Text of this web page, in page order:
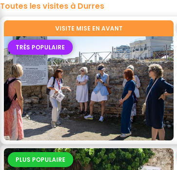
Toutes les visites à Durres
VISITE MISE EN AVANT
TRÈS POPULAIRE
PLUS POPULAIRE